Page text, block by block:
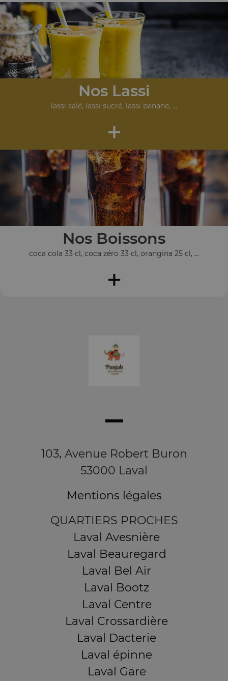
Nos Lassi
lassi salé, lassi sucré, lassi banane, ...
+
Nos Boissons
coca cola 33 cl, coca zéro 33 cl, orangina 25 cl, ...
+
103, Avenue Robert Buron
53000 Laval
Mentions légales
QUARTIERS PROCHES
Laval Avesnière
Laval Beauregard
Laval Bel Air
Laval Bootz
Laval Centre
Laval Crossardière
Laval Dacterie
Laval épinne
Laval Gare